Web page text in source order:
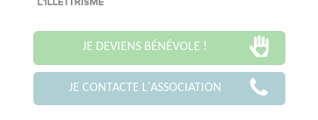
JE DEVIENS BÉNÉVOLE !
JE CONTACTE L'ASSOCIATION